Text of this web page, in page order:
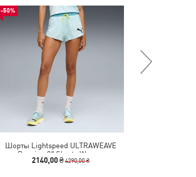
-50%
Шорты Lightspeed ULTRAWEAVE
Running 2" Shorts Women
2140,00 ₴4290,00 ₴